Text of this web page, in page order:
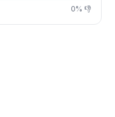
0% 👎